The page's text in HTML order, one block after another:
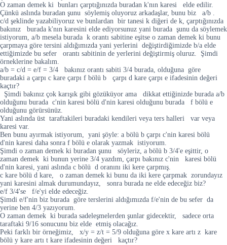
O zaman demek ki bunları çarptığınızda buradan k'nın karesi elde edilir.
Çünkü aslında buradan şunu söylemiş oluyoruz arkadaşlar, bunu biz a/b .
c/d şeklinde yazabiliyoruz ve bunlardan bir tanesi k diğeri de k, çarptığınızda
bakınız burada k'nın karesini elde ediyorsunuz yani burada şunu da söylemek
istiyorum, a/b mesela burada k orantı sabitine eşitse o zaman demek ki bunu
çarpmaya göre tersini aldığımızda yani yerlerini değiştirdiğimizde b/a elde
ettiğimizde bu sefer orantı sabitinin de yerlerini değiştirmiş oluruz. Şimdi
örneklerine bakalım.
a/b = c/d = e/f = 3/4 bakınız orantı sabiti 3/4 burada, olduğuna göre
buradaki a çarpı c kare çarpı f bölü b çarpı d kare çarpı e ifadesinin değeri
kaçtır?
Şimdi bakınız çok karışık gibi gözüküyor ama dikkat ettiğinizde burada a/b
olduğunu burada c'nin karesi bölü d'nin karesi olduğunu burada f bölü e
olduğunu görürsünüz.
Yani aslında üst taraftakileri buradaki kendileri veya ters halleri var veya
karesi var.
Ben bunu ayırmak istiyorum, yani şöyle: a bölü b çarpı c'nin karesi bölü
d'nin karesi daha sonra f bölü e olarak yazmak istiyorum.
Şimdi o zaman demek ki buradan şunu söyleriz, a bölü b 3/4'e eşittir, o
zaman demek ki bunun yerine 3/4 yazdım, çarpı bakınız c'nin karesi bölü
d'nin karesi, yani aslında c bölü d oranını iki kere çarpmış.
c kare bölü d kare, o zaman demek ki bunu da iki kere çarpmak zorundayız
yani karesini almak durumundayız, sonra burada ne elde edeceğiz biz?
e/f 3/4'se f/e'yi elde edeceğiz.
Şimdi e/f'nin biz burada göre terslerini aldığımızda f/e'nin de bu sefer da
yerine ben 4/3 yazıyorum.
O zaman demek ki burada sadeleşmelerden şunlar gidecektir, sadece orta
taraftaki 9/16 sonucunu biz elde etmiş olacağız.
Peki farklı bir örneğimiz, x/y = z/t = 5/9 olduğuna göre x kare artı z kare
bölü y kare artı t kare ifadesinin değeri kaçtır?